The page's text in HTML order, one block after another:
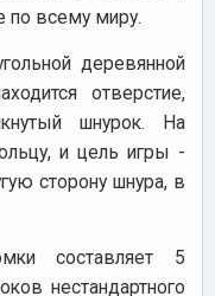
по всему миру.
деревянной
отверстие,
шнурок. На
и цель игры -
сторону шнура, в
составляет 5
нестандартного